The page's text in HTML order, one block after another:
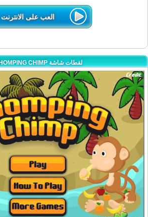
العب على الانترنت
CHOMPING CHIMP لقطات شاشة